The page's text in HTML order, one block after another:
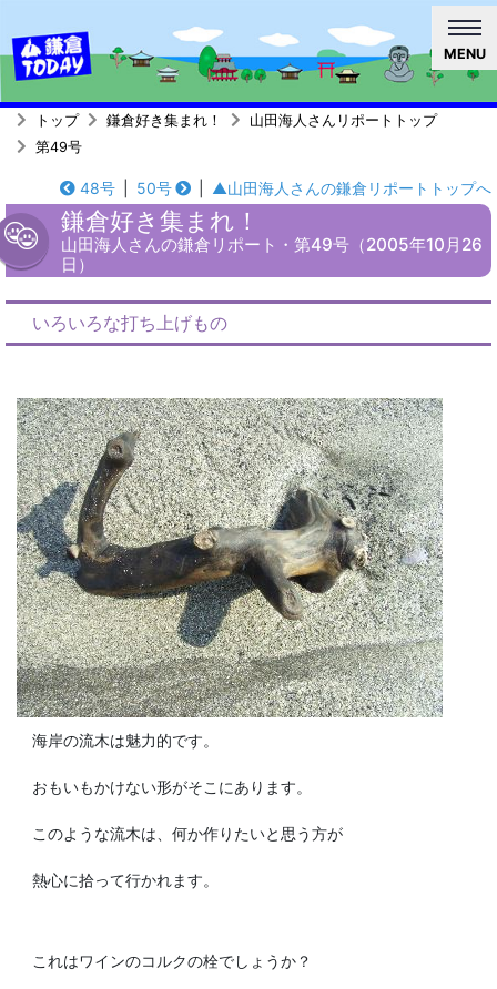
MENU
トップ 鎌倉好き集まれ！
山田海人さんリポートトップ
第49号
48号 50号 ▲山田海人さんの鎌倉リポートトップへ
鎌倉好き集まれ！
山田海人さんの鎌倉リポート・第49号（2005年10月26
日）
いろいろな打ち上げもの
海岸の流木は魅力的です。
おもいもかけない形がそこにあります。
このような流木は、何か作りたいと思う方が
熱心に拾って行かれます。
これはワインのコルクの栓でしょうか？